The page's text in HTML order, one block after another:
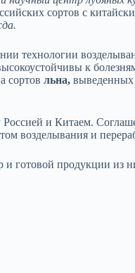
сортов с
технологии
к
сортов льна, выведенных
и Китаем.
возделывания и
и готовой продукции из